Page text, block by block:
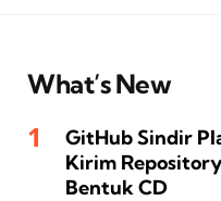
What’s New
GitHub Sindir
Kirim
Bentuk CD